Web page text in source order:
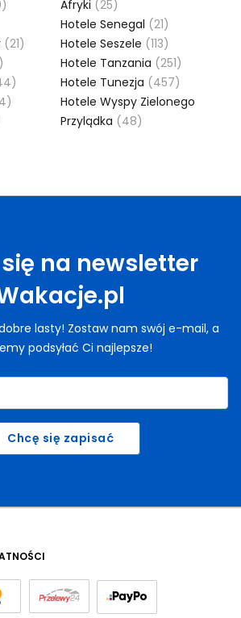
(21)
Afryki (25)
Hotele Senegal (21)
Hotele Seszele (113)
Hotele Tanzania (251)
Hotele Tunezja (457)
Hotele Wyspy Zielonego
Przylądka (48)
na newsletter
lasty! Zostaw nam swój e-mail, a
podsyłać Ci najlepsze!
Chcę się zapisać